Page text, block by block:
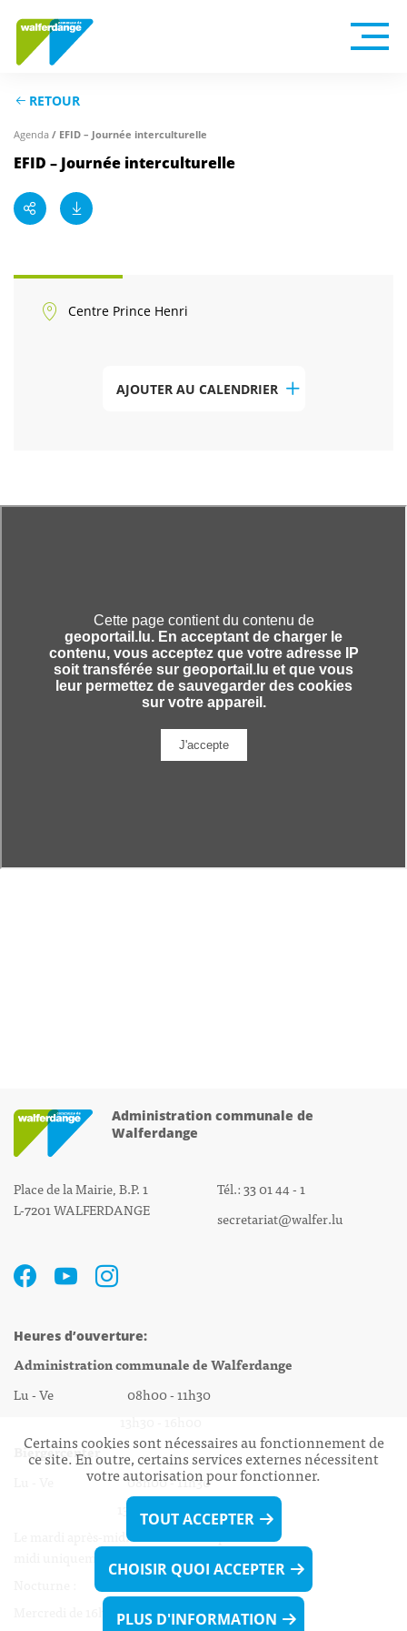
RETOUR
Agenda / EFID – Journée interculturelle
EFID – Journée interculturelle
Centre Prince Henri
AJOUTER AU CALENDRIER
Administration communale de
Walferdange
Place de la Mairie, B.P. 1
L-7201 WALFERDANGE
Tél.: 33 01 44 - 1
secretariat@walfer.lu
Heures d’ouverture:
Administration communale de Walferdange
Lu - Ve 08h00 - 11h30
Biergercenter
Lu - Ve 08h00 - 11h30
13h30 - 16h00
Le mardi après-midi et le vendredi après-
midi uniquement sur Rdv.
Mercredi de 16h00 - 18h45 uniquement sur Rdv
Certains cookies sont nécessaires au fonctionnement de
ce site. En outre, certains services externes nécessitent
votre autorisation pour fonctionner.
TOUT ACCEPTER
CHOISIR QUOI ACCEPTER
PLUS D'INFORMATION